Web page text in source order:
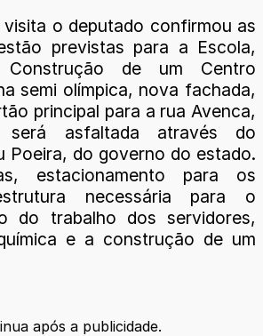
o deputado confirmou as
previstas para a Escola,
de um Centro
semi olímpica, nova fachada,
principal para a rua Avenca,
será asfaltada através do
Poeira, do governo do estado.
estacionamento para os
necessária para o
do trabalho dos servidores,
e a construção de um
após a publicidade.